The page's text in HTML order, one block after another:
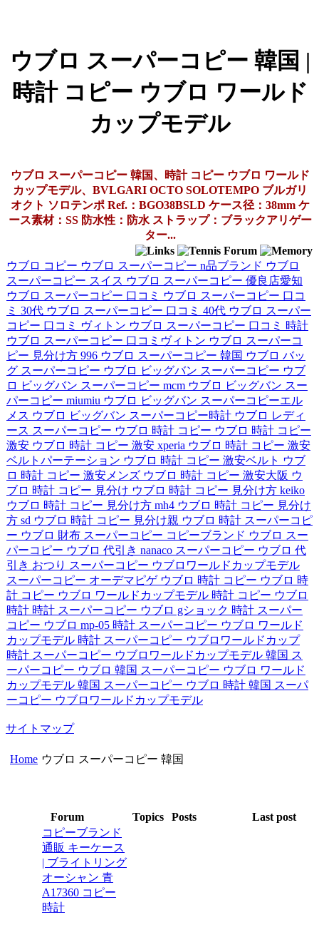
ウブロ スーパーコピー 韓国 |
時計 コピー ウブロ ワールド
カップモデル
ウブロ スーパーコピー 韓国、時計 コピー ウブロ ワールド
カップモデル、BVLGARI OCTO SOLOTEMPO ブルガリ
オクト ソロテンポ Ref.：BGO38BSLD ケース径：38mm ケ
ース素材：SS 防水性：防水 ストラップ：ブラックアリゲー
ター...
ウブロ コピー ウブロ スーパーコピー n品ブランド ウブロ
スーパーコピー スイス ウブロ スーパーコピー 優良店愛知
ウブロ スーパーコピー 口コミ
ウブロ スーパーコピー 口コ
ミ 30代 ウブロ スーパーコピー 口コミ 40代 ウブロ スーパー
コピー 口コミ ヴィトン ウブロ スーパーコピー 口コミ 時計
ウブロ スーパーコピー 口コミヴィトン ウブロ スーパーコ
ピー 見分け方 996 ウブロ スーパーコピー 韓国 ウブロ バッ
グ スーパーコピー ウブロ ビッグバン スーパーコピー ウブ
ロ ビッグバン スーパーコピー mcm ウブロ ビッグバン スー
パーコピー miumiu ウブロ ビッグバン スーパーコピーエル
メス ウブロ ビッグバン スーパーコピー時計 ウブロ レディ
ース スーパーコピー ウブロ 時計 コピー ウブロ 時計 コピー
激安 ウブロ 時計 コピー 激安 xperia ウブロ 時計 コピー 激安
ベルトパーテーション ウブロ 時計 コピー 激安ベルト ウブ
ロ 時計 コピー 激安メンズ ウブロ 時計 コピー 激安大阪 ウ
ブロ 時計 コピー 見分け ウブロ 時計 コピー 見分け方 keiko
ウブロ 時計 コピー 見分け方 mh4 ウブロ 時計 コピー 見分け
方 sd ウブロ 時計 コピー 見分け親 ウブロ 時計 スーパーコピ
ー ウブロ 財布 スーパーコピー コピーブランド ウブロ スー
パーコピー ウブロ 代引き nanaco スーパーコピー ウブロ 代
引き おつり スーパーコピー ウブロワールドカップモデル
スーパーコピー オーデマピゲ ウブロ 時計 コピー ウブロ 時
計 コピー ウブロ ワールドカップモデル 時計 コピー ウブロ
時計 時計 スーパーコピー ウブロ gショック 時計 スーパー
コピー ウブロ mp-05 時計 スーパーコピー ウブロ ワールド
カップモデル 時計 スーパーコピー ウブロワールドカップ
時計 スーパーコピー ウブロワールドカップモデル 韓国 ス
ーパーコピー ウブロ 韓国 スーパーコピー ウブロ ワールド
カップモデル 韓国 スーパーコピー ウブロ 時計 韓国 スーパ
ーコピー ウブロワールドカップモデル
サイトマップ
Home ウブロ スーパーコピー 韓国
Forum Topics Posts
Last post
コピーブランド
通販 キーケース
| ブライトリング
オーシャン 青
A17360 コピー
時計